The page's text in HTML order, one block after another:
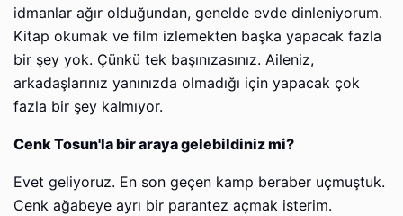
idmanlar ağır olduğundan, genelde evde dinleniyorum.
Kitap okumak ve film izlemekten başka yapacak fazla
bir şey yok. Çünkü tek başınızasınız. Aileniz,
arkadaşlarınız yanınızda olmadığı için yapacak çok
fazla bir şey kalmıyor.
Cenk Tosun'la bir araya gelebildiniz mi?
Evet geliyoruz. En son geçen kamp beraber uçmuştuk.
Cenk ağabeye ayrı bir parantez açmak isterim.